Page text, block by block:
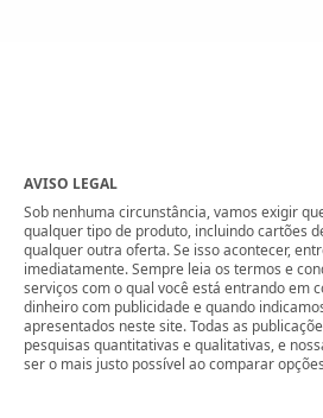
AVISO LEGAL
Sob nenhuma circunstância, vamos exigir
qualquer tipo de produto, incluindo cartões
qualquer outra oferta. Se isso acontecer,
imediatamente. Sempre leia os termos e
serviços com o qual você está entrando em
dinheiro com publicidade e quando
apresentados neste site. Todas as
pesquisas quantitativas e qualitativas, e
ser o mais justo possível ao comparar